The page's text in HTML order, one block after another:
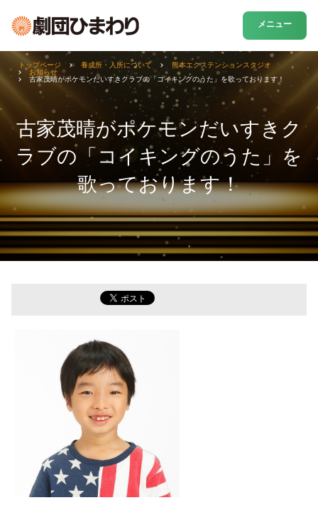
メニュー
古家茂晴がポケモンだいすきク
ラブの「コイキングのうた」を
歌っております！
トップページ 養成所・入所について
熊本エクステンションスタジオ
お知らせ
古家茂晴がポケモンだいすきクラブの「コイキングのうた」を歌っております！